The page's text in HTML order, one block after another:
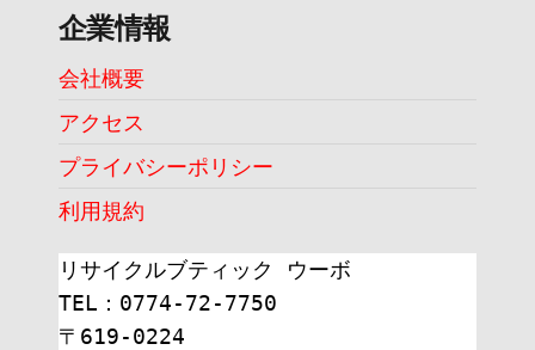
企業情報
会社概要
アクセス
プライバシーポリシー
利用規約
リサイクルブティック ウーボ
TEL：0774-72-7750
〒619-0224